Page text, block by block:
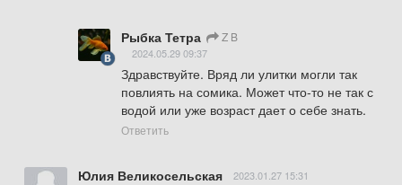
Рыбка Тетра Z B
2024.05.29 09:37
Здравствуйте. Вряд ли улитки могли так
повлиять на сомика. Может что-то не так с
водой или уже возраст дает о себе знать.
Ответить
Юлия Великосельская 2023.01.27 15:31